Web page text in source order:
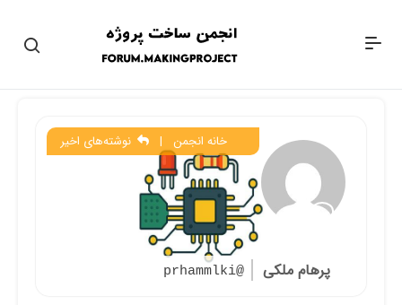
پرهام ملکی @prhammlki
خانه انجمن| نوشته‌های اخیر